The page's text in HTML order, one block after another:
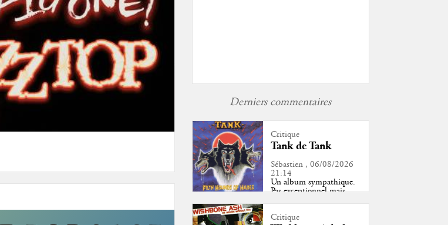
Derniers commentaires
Critique
Tank de Tank
Sébastien , 06/08/2026
21:14
Un album sympathique.
Pas exceptionnel mais
Critique